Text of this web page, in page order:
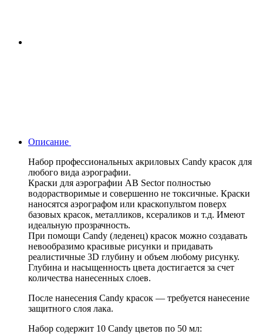
Описание
Набор профессиональных акриловых Candy красок для
любого вида аэрографии.
Краски для аэрографии AB Sector полностью
водорастворимые и совершенно не токсичные. Краски
наносятся аэрографом или краскопультом поверх
базовых красок, металликов, ксераликов и т.д. Имеют
идеальную прозрачность.
При помощи Candy (леденец) красок можно создавать
невообразимо красивые рисунки и придавать
реалистичные 3D глубину и объем любому рисунку.
Глубина и насыщенность цвета достигается за счет
количества нанесенных слоев.
После нанесения Candy красок — требуется нанесение
защитного слоя лака.
Набор содержит 10 Candy цветов по 50 мл: